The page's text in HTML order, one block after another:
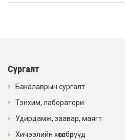
Сургалт
Бакалаврын сургалт
Тэнхим, лаборатори
Удирдамж, заавар, маягт
Хичээлийн хөтөлбөрүүд